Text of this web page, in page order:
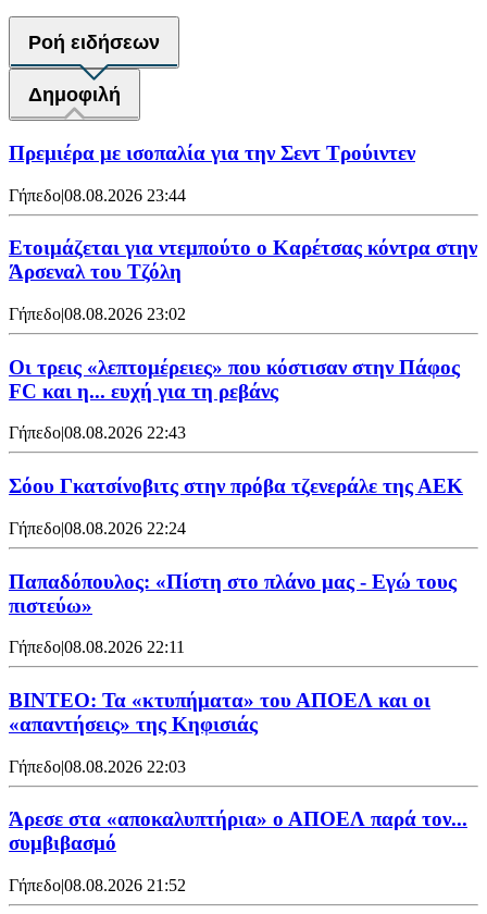
Ροή ειδήσεων
Δημοφιλή
Πρεμιέρα με ισοπαλία για την Σεντ Τρούιντεν
Γήπεδο|08.08.2026 23:44
Ετοιμάζεται για ντεμπούτο ο Καρέτσας κόντρα στην
Άρσεναλ του Τζόλη
Γήπεδο|08.08.2026 23:02
Οι τρεις «λεπτομέρειες» που κόστισαν στην Πάφος
FC και η... ευχή για τη ρεβάνς
Γήπεδο|08.08.2026 22:43
Σόου Γκατσίνοβιτς στην πρόβα τζενεράλε της ΑΕΚ
Γήπεδο|08.08.2026 22:24
Παπαδόπουλος: «Πίστη στο πλάνο μας - Εγώ τους
πιστεύω»
Γήπεδο|08.08.2026 22:11
ΒΙΝΤΕΟ: Τα «κτυπήματα» του ΑΠΟΕΛ και οι
«απαντήσεις» της Κηφισιάς
Γήπεδο|08.08.2026 22:03
Άρεσε στα «αποκαλυπτήρια» ο ΑΠΟΕΛ παρά τον...
συμβιβασμό
Γήπεδο|08.08.2026 21:52